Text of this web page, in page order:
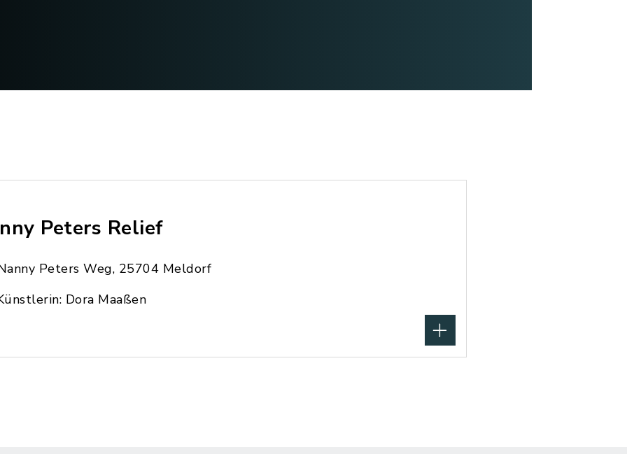
Peters Relief
Peters Weg, 25704 Meldorf
Dora Maaßen